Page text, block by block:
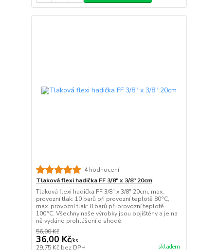
4 hodnocení
Tlaková flexi hadička FF 3/8" x 3/8" 20cm
Tlaková flexi hadička FF 3/8" x 3/8" 20cm, max.
provozní tlak: 10 barů při provozní teplotě 80°C,
max. provozní tlak: 8 barů při provozní teplotě
100°C. Všechny naše výrobky jsou pojištěny a je na
ně vydáno prohlášení o shodě.
56,00 Kč
36,00 Kč/ks
29,75 Kč bez DPH skladem